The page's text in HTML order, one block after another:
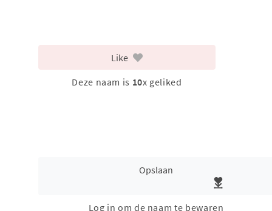
Like
Deze naam is 10x geliked
Opslaan
Log in om de naam te bewaren